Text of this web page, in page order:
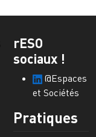
rESO
sociaux !
@Espaces
et Sociétés
Pratiques